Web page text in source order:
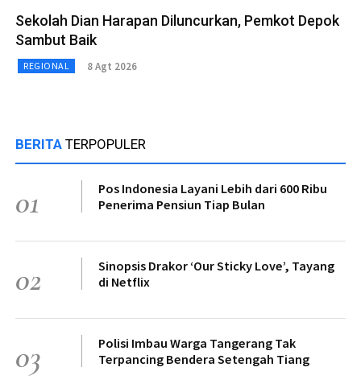
Sekolah Dian Harapan Diluncurkan, Pemkot Depok
Sambut Baik
REGIONAL 8 Agt 2026
BERITA TERPOPULER
01
Pos Indonesia Layani Lebih dari 600 Ribu
Penerima Pensiun Tiap Bulan
02
Sinopsis Drakor ‘Our Sticky Love’, Tayang
di Netflix
03
Polisi Imbau Warga Tangerang Tak
Terpancing Bendera Setengah Tiang